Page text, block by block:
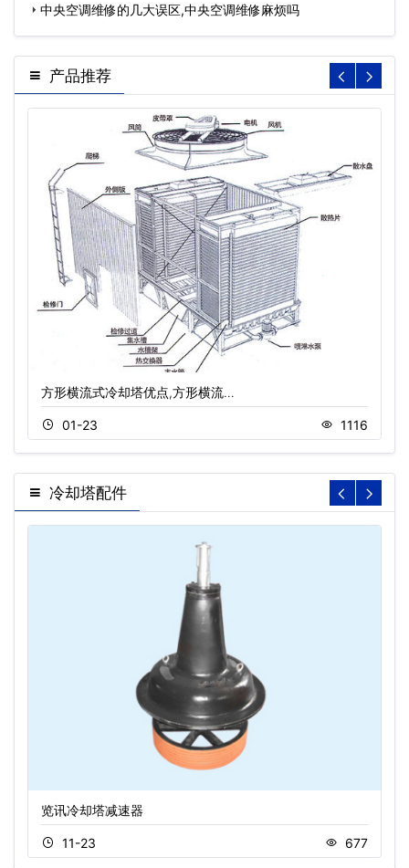
中央空调维修的几大误区,中央空调维修麻烦吗
产品推荐
方形横流式冷却塔优点,方形横流…
01-23 1116
冷却塔配件
览讯冷却塔减速器
11-23 677